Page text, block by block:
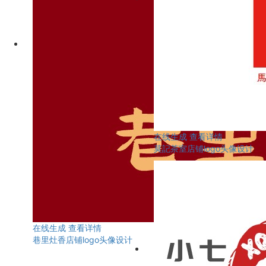
在线生成 查看详情
巷里灶香店铺logo头像设计
在线生成 查看详情
莫記茶室店铺logo头像设计